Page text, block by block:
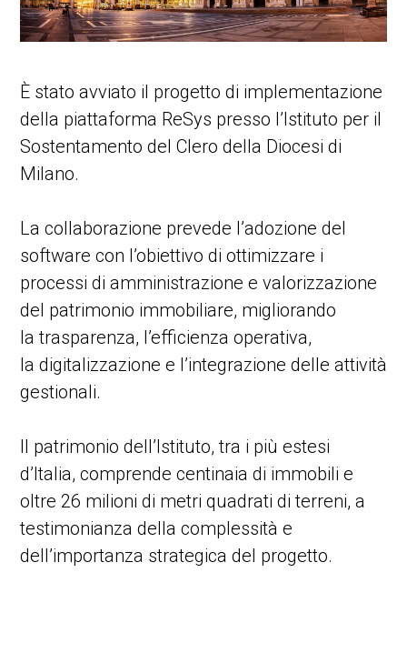
È stato avviato il progetto di implementazione
della piattaforma ReSys presso l’Istituto per il
Sostentamento del Clero della Diocesi di
Milano.
La collaborazione prevede l’adozione del
software con l’obiettivo di ottimizzare i
processi di amministrazione e valorizzazione
del patrimonio immobiliare, migliorando
la trasparenza, l’efficienza operativa,
la digitalizzazione e l’integrazione delle attività
gestionali.
Il patrimonio dell’Istituto, tra i più estesi
d’Italia, comprende centinaia di immobili e
oltre 26 milioni di metri quadrati di terreni, a
testimonianza della complessità e
dell’importanza strategica del progetto.